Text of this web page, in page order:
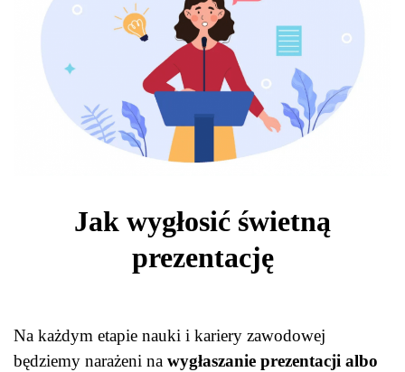
Jak wygłosić świetną
prezentację
Na każdym etapie nauki i kariery zawodowej
będziemy narażeni na wygłaszanie prezentacji albo